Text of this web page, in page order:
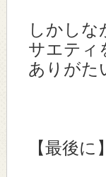
しかし
サエティ
ありがた
【最後に】